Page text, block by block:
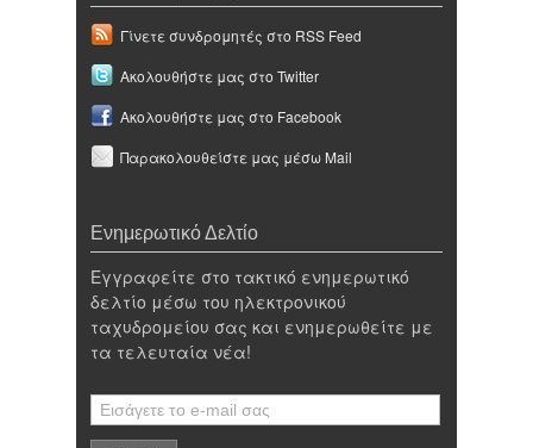
Γίνετε συνδρομητές στο RSS Feed
Ακολουθήστε μας στο Twitter
Ακολουθήστε μας στο Facebook
Παρακολουθείστε μας μέσω Mail
Ενημερωτικό Δελτίο
Εγγραφείτε στο τακτικό ενημερωτικό
δελτίο μέσω του ηλεκτρονικού
ταχυδρομείου σας και ενημερωθείτε με
τα τελευταία νέα!